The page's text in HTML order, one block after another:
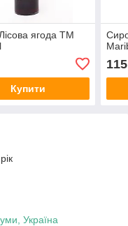
ягода ТМ
Купити
115
Україна